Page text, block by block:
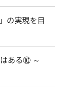
の実現を目
ある⑩ ～